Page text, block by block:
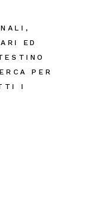
,
ED
PER
I